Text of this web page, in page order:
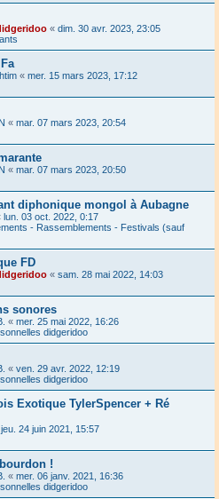
« dim. 30 avr. 2023, 23:05
« mer. 15 mars 2023, 17:12
« mar. 07 mars 2023, 20:54
« mar. 07 mars 2023, 20:50
diphonique mongol à Aubagne
lun. 03 oct. 2022, 0:17
- Rassemblements - Festivals (sauf
FD
« sam. 28 mai 2022, 14:03
sonores
« mer. 25 mai 2022, 16:26
didgeridoo
« ven. 29 avr. 2022, 12:19
didgeridoo
Exotique TylerSpencer + Ré
jeu. 24 juin 2021, 15:57
!
« mer. 06 janv. 2021, 16:36
didgeridoo